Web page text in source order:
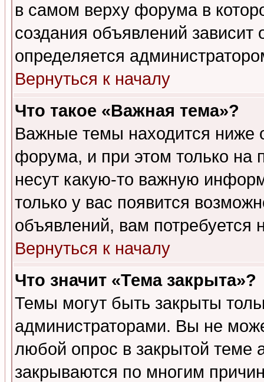
в самом верху форума в
создания объявлений зависит
определяется
Вернуться к началу
Что такое «Важная тема»?
Важные темы находится ниже
форума, и при этом только на
несут какую-то важную
только у вас появится
объявлений, вам потребуется
Вернуться к началу
Что значит «Тема закрыта»?
Темы могут быть закрыты
администраторами. Вы не
любой опрос в закрытой теме
закрываются по многим